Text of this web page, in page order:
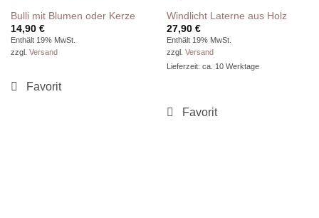
Bulli mit Blumen oder Kerze
14,90 €
Enthält 19% MwSt.
zzgl. Versand
Windlicht Laterne aus Holz
27,90 €
Enthält 19% MwSt.
zzgl. Versand
Lieferzeit: ca. 10 Werktage